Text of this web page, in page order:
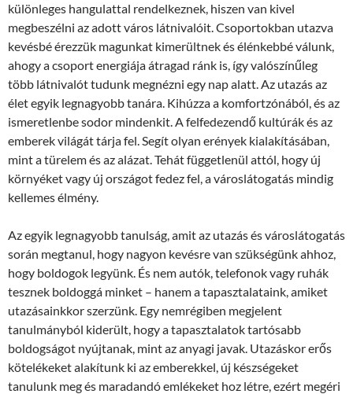
különleges hangulattal rendelkeznek, hiszen van kivel
megbeszélni az adott város látnivalóit. Csoportokban utazva
kevésbé érezzük magunkat kimerültnek és élénkebbé válunk,
ahogy a csoport energiája átragad ránk is, így valószínűleg
több látnivalót tudunk megnézni egy nap alatt. Az utazás az
élet egyik legnagyobb tanára. Kihúzza a komfortzónából, és az
ismeretlenbe sodor mindenkit. A felfedezendő kultúrák és az
emberek világát tárja fel. Segít olyan erények kialakításában,
mint a türelem és az alázat. Tehát függetlenül attól, hogy új
környéket vagy új országot fedez fel, a városlátogatás mindig
kellemes élmény.
Az egyik legnagyobb tanulság, amit az utazás és városlátogatás
során megtanul, hogy nagyon kevésre van szükségünk ahhoz,
hogy boldogok legyünk. És nem autók, telefonok vagy ruhák
tesznek boldoggá minket – hanem a tapasztalataink, amiket
utazásainkkor szerzünk. Egy nemrégiben megjelent
tanulmányból kiderült, hogy a tapasztalatok tartósabb
boldogságot nyújtanak, mint az anyagi javak. Utazáskor erős
kötelékeket alakítunk ki az emberekkel, új készségeket
tanulunk meg és maradandó emlékeket hoz létre, ezért megéri